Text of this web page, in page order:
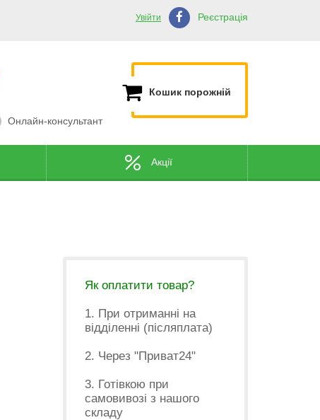
Увійти Реєстрація
Онлайн-консультант
Кошик порожній
Акції
Як оплатити товар?
1. При отриманні на
відділенні (післяплата)
2. Через "Приват24"
3. Готівкою при
самовивозі з нашого
складу